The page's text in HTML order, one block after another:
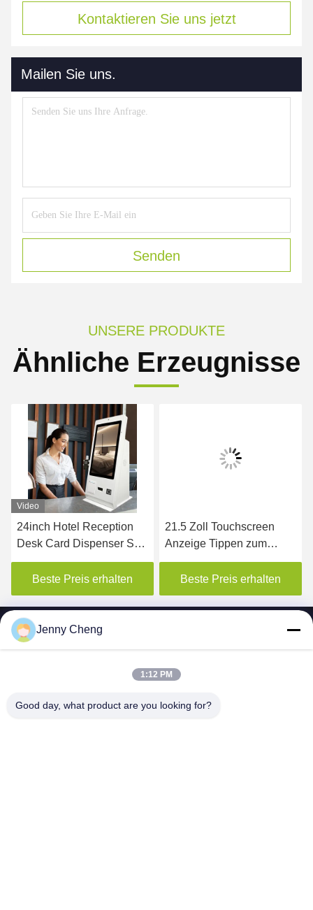
Kontaktieren Sie uns jetzt
Mailen Sie uns.
Senden
UNSERE PRODUKTE
Ähnliche Erzeugnisse
Video
24inch Hotel Reception
Desk Card Dispenser Self
Check In Out Payment
Machine with Camera
Beste Preis erhalten
21.5 Zoll Touchscreen
Anzeige Tippen zum
Bezahlen NFC
Kontaktlose Bezahlung
Selbstbedienung Kiosk
Beste Preis erhalten
LTD.
Jenny Cheng
1:12 PM
Good day, what product are you looking for?